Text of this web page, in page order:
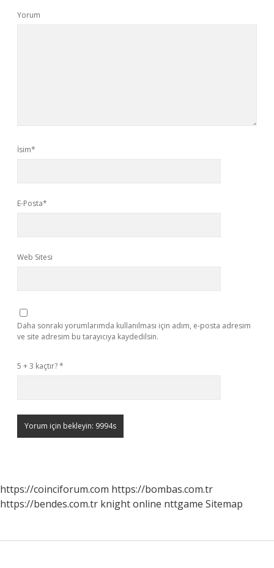
Yorum
İsim*
E-Posta*
Web Sitesi
Daha sonraki yorumlarımda kullanılması için adım, e-posta adresim
ve site adresim bu tarayıcıya kaydedilsin.
5 + 3 kaçtır?*
https://coinciforum.com https://bombas.com.tr
https://bendes.com.tr knight online nttgame Sitemap